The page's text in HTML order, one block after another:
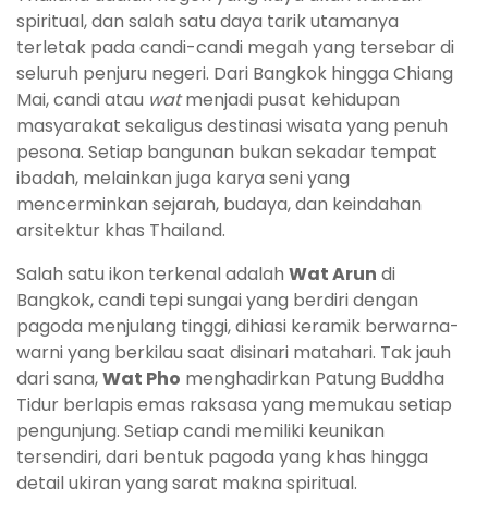
spiritual, dan salah satu daya tarik utamanya
terletak pada candi-candi megah yang tersebar di
seluruh penjuru negeri. Dari Bangkok hingga Chiang
Mai, candi atau watmenjadi pusat kehidupan
masyarakat sekaligus destinasi wisata yang penuh
pesona. Setiap bangunan bukan sekadar tempat
ibadah, melainkan juga karya seni yang
mencerminkan sejarah, budaya, dan keindahan
arsitektur khas Thailand.
Salah satu ikon terkenal adalah Wat Arun di
Bangkok, candi tepi sungai yang berdiri dengan
pagoda menjulang tinggi, dihiasi keramik berwarna-
warni yang berkilau saat disinari matahari. Tak jauh
dari sana,Wat Pho menghadirkan Patung Buddha
Tidur berlapis emas raksasa yang memukau setiap
pengunjung. Setiap candi memiliki keunikan
tersendiri, dari bentuk pagoda yang khas hingga
detail ukiran yang sarat makna spiritual.